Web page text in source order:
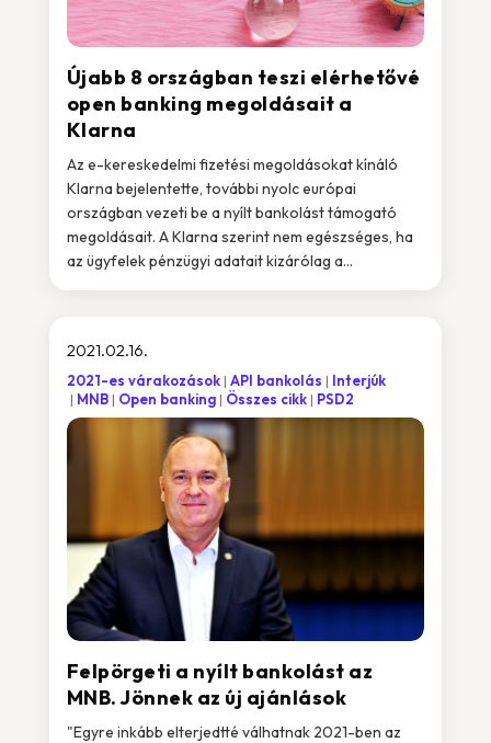
Újabb 8 országban teszi elérhetővé
open banking megoldásait a
Klarna
Az e-kereskedelmi fizetési megoldásokat kínáló
Klarna bejelentette, további nyolc európai
országban vezeti be a nyílt bankolást támogató
megoldásait. A Klarna szerint nem egészséges, ha
az ügyfelek pénzügyi adatait kizárólag a...
Felpörgeti a nyílt bankolást az
MNB. Jönnek az új ajánlások
2021.02.16.
2021-es várakozások API bankolás
Interjúk
MNB
Open banking Összes cikk PSD2
"Egyre inkább elterjedtté válhatnak 2021-ben az